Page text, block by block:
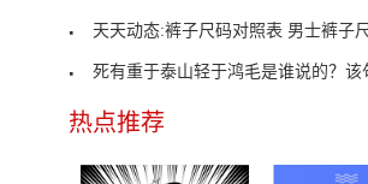
天天动态:裤子尺码对照表 男士裤子
死有重于泰山轻于鸿毛是谁说的？该句
热点推荐